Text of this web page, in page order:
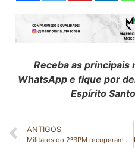
Receba as principais
WhatsApp e fique por
Espírito
ANTIGOS
Militares do 2ºBPM recuperam veículos com restrições de furto/roubo em São Gabriel e Nova Venécia